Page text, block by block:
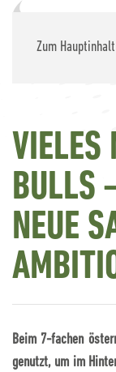
Zum
VIELES
BULLS
NEUE
Beim 7-fachen
genutzt, um im